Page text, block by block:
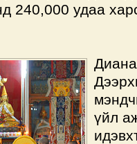
240,000 удаа
үйл